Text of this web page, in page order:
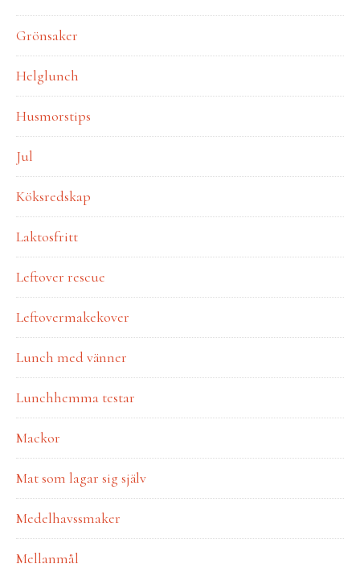
Grönsaker
Helglunch
Husmorstips
Jul
Köksredskap
Laktosfritt
Leftover rescue
Leftovermakekover
Lunch med vänner
Lunchhemma testar
Mackor
Mat som lagar sig själv
Medelhavssmaker
Mellanmål